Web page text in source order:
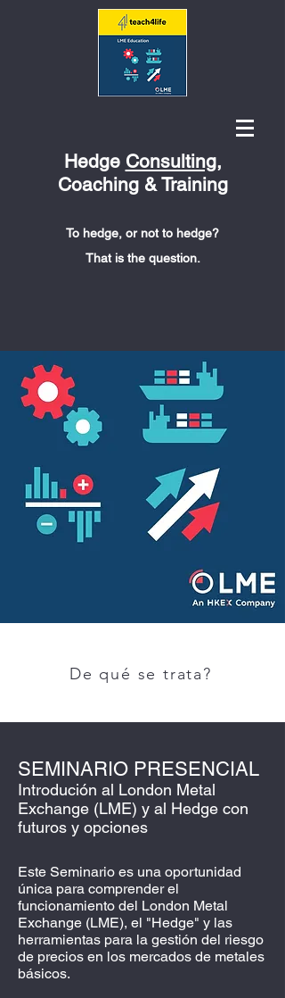
Hedge Consulting,
Coaching & Training
To hedge, or not to hedge?
That is the question.
De qué se trata?
SEMINARIO PRESENCIAL
Introdución al London Metal
Exchange (LME) y al Hedge con
futuros y opciones
Este Seminario es una oportunidad
única para comprender el
funcionamiento del London Metal
Exchange (LME), el "Hedge" y las
herramientas para la gestión del riesgo
de precios en los mercados de metales
básicos.